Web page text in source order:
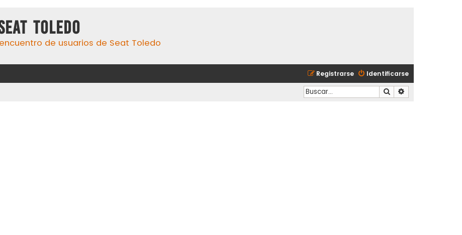
Toledo
de usuarios de Seat Toledo
Identificarse
Registrarse
Buscar